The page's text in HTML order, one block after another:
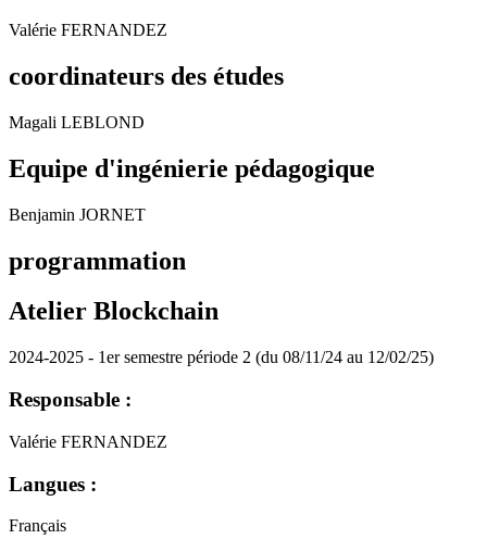
Valérie FERNANDEZ
coordinateurs des études
Magali LEBLOND
Equipe d'ingénierie pédagogique
Benjamin JORNET
programmation
Atelier Blockchain
2024-2025 - 1er semestre période 2 (du 08/11/24 au 12/02/25)
Responsable :
Valérie FERNANDEZ
Langues :
Français